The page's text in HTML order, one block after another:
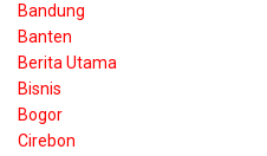
Bandung
Banten
Berita Utama
Bisnis
Bogor
Cirebon